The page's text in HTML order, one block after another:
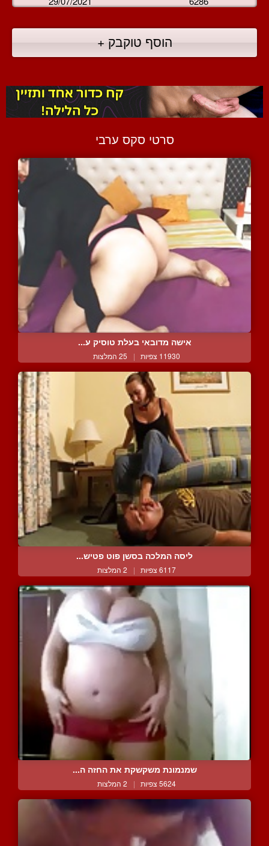
הוסף טוקבק +
סרטי סקס ערבי
אישה מדובאי בעלת טוסיק ע...
11930 צפיות | 25 המלצות
ליסה המלכה בסשן פוט פטיש...
6117 צפיות | 2 המלצות
שמנמונת משקשקת את החזה ה...
5624 צפיות | 2 המלצות